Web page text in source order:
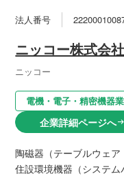
法人番号
ニッコー株式会社
ニッコー
電機・電子・精密機器
企業詳細ページへarrow_right_alt
陶磁器（テーブルウェア
住設環境機器（システム